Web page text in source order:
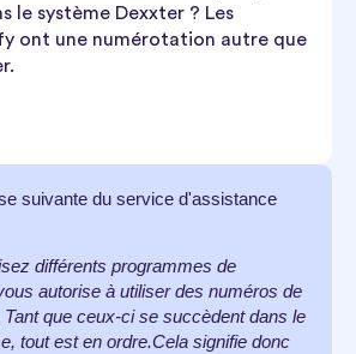
le système Dexxter ? Les
ont une numérotation autre que
suivante du service d'assistance
différents programmes de
autorise à utiliser des numéros de
que ceux-ci se succèdent dans le
tout est en ordre.Cela signifie donc